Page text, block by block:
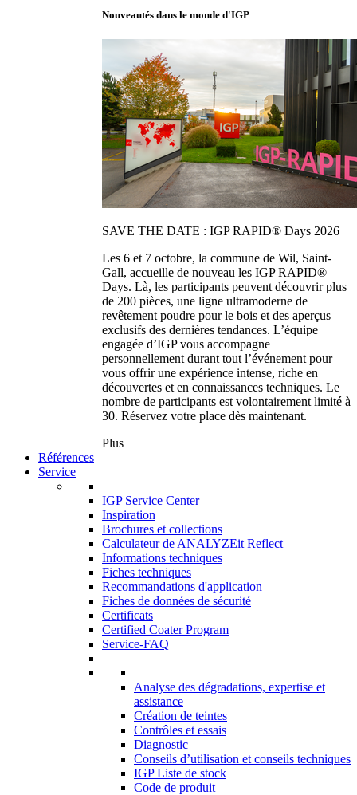
Nouveautés dans le monde d'IGP
SAVE THE DATE : IGP RAPID® Days 2026
Les 6 et 7 octobre, la commune de Wil, Saint-
Gall, accueille de nouveau les IGP RAPID®
Days. Là, les participants peuvent découvrir plus
de 200 pièces, une ligne ultramoderne de
revêtement poudre pour le bois et des aperçus
exclusifs des dernières tendances. L’équipe
engagée d’IGP vous accompagne
personnellement durant tout l’événement pour
vous offrir une expérience intense, riche en
découvertes et en connaissances techniques. Le
nombre de participants est volontairement limité à
30. Réservez votre place dès maintenant.
Plus
Références
Service
IGP Service Center
Inspiration
Brochures et collections
Calculateur de ANALYZEit Reflect
Informations techniques
Fiches techniques
Recommandations d'application
Fiches de données de sécurité
Certificats
Certified Coater Program
Service-FAQ
Analyse des dégradations, expertise et
assistance
Création de teintes
Contrôles et essais
Diagnostic
Conseils d’utilisation et conseils techniques
IGP Liste de stock
Code de produit